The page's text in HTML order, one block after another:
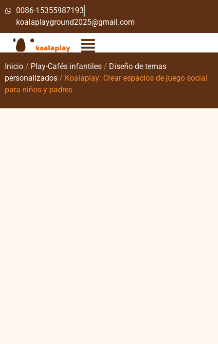
0086-15355987193
koalaplayground2025@gmail.com
Inicio / Play-Cafés infantiles / Diseño de temas
personalizados / Koalaplay: Crear espacios de juego social
para niños y padres